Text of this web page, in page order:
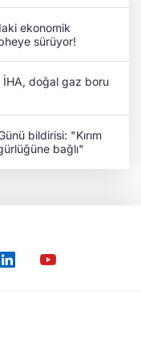
ekonomik
sürüyor!
İHA, doğal gaz boru
bildirisi: "Kırım
bağlı"